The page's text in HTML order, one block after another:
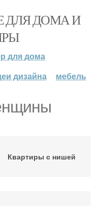
ДЛЯ ДОМА И
для дома
дизайна мебель
Квартиры с нишей